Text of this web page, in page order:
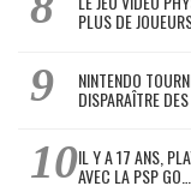
PLUS DE
NINTENDO
DISPARAÎTRE
IL Y A 17 ANS,
AVEC LA PSP